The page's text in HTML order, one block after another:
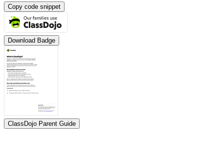
Copy code snippet
Download Badge
ClassDojo Parent Guide